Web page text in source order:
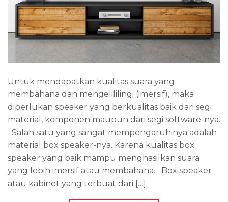
Untuk mendapatkan kualitas suara yang
membahana dan mengelililingi (imersif), maka
diperlukan speaker yang berkualitas baik dari segi
material, komponen maupun dari segi software-nya.
Salah satu yang sangat mempengaruhinya adalah
material box speaker-nya. Karena kualitas box
speaker yang baik mampu menghasilkan suara
yang lebih imersif atau membahana. Box speaker
atau kabinet yang terbuat dari […]